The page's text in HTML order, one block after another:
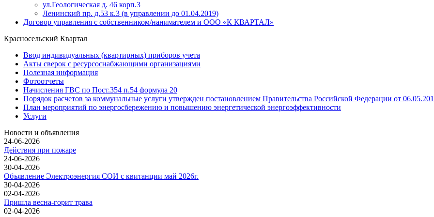
ул.Геологическая д. 46 корп.3
Ленинский пр. д.53 к.3 (в управлении до 01.04.2019)
Договор управления с собственником/нанимателем и ООО «К КВАРТАЛ»
Красносельский Квартал
Ввод индивидуальных (квартирных) приборов учета
Акты сверок с ресурсоснабжающими организациями
Полезная информация
Фотоотчеты
Начисления ГВС по Пост.354 п.54 формула 20
Порядок расчетов за коммунальные услуги утвержден постановлением Правительства Российской Федерации от
План мероприятий по энергосбережению и повышению энергетической энергоэффективности
Услуги
Новости и объявления
24-06-2026
Действия при пожаре
24-06-2026
30-04-2026
Объявление Электроэнергия СОИ с квитанции май 2026г.
30-04-2026
02-04-2026
Пришла весна-горит трава
02-04-2026